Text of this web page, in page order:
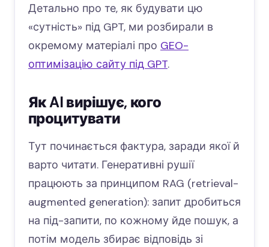
Детально про те, як будувати цю
«сутність» під GPT, ми розбирали в
окремому матеріалі про GEO-
оптимізацію сайту під GPT.
Як AI вирішує, кого
процитувати
Тут починається фактура, заради якої й
варто читати. Генеративні рушії
працюють за принципом RAG (retrieval-
augmented generation): запит дробиться
на під-запити, по кожному йде пошук, а
потім модель збирає відповідь зі